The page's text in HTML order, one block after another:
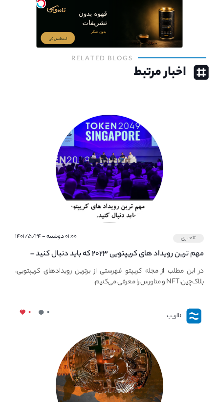
RELATED BLOGS
اخبار مرتبط
#خبری ۰۱:۰۰ دوشنبه - ۱۴۰۱/۵/۲۴
مهم ترین رویداد های کریپتویی ۲۰۲۳ که باید دنبال کنید –
معرفی بهترین رویداد های جهانی
در این مطلب از مجله کریپتو فهرستی از برترین رویدادهای کریپتویی،
بلاک‌چین،NFT و متاورس را معرفی می‌کنیم.
نااریب ۰ ۰